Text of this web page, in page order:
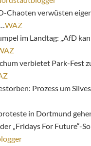
Chaoten verwüsten
WAZ
im Landtag: „AfD
verbietet Park-Fest
Prozess um
in Dortmund
„Fridays For Future“-